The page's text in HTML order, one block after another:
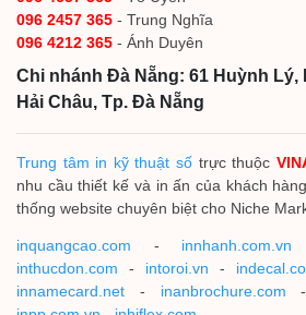
096 2457 365 - Trung Nghĩa
096 4212 365 - Ánh Duyên
Chi nhánh Đà Nẵng: 61 Huỳnh Lý,
Hải Châu, Tp. Đà Nẵng
Trung tâm in kỹ thuật sốtrực thuộc
nhu cầu thiết kế và in ấn của khách
thống website chuyên biệt cho Niche
inquangcao.com - innhanh.com.vn
inthucdon.com - intoroi.vn -
innamecard.net - inanbrochure.com